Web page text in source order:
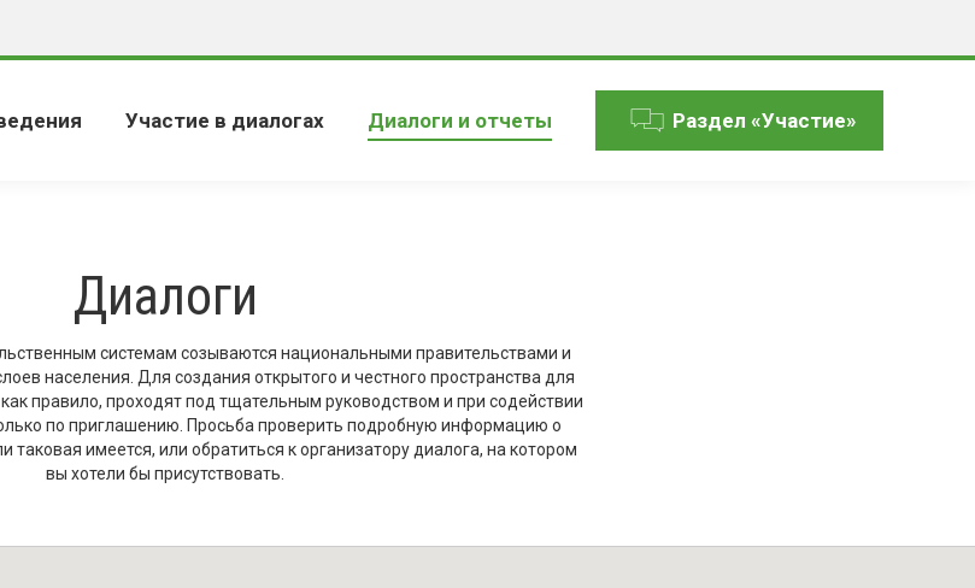
Участие в диалогах Диалоги и отчеты Раздел «Участие»
Диалоги
системам созываются национальными правительствами и
населения. Для создания открытого и честного пространства для
правило, проходят под тщательным руководством и при содействии
по приглашению. Просьба проверить подробную информацию о
таковая имеется, или обратиться к организатору диалога, на котором
вы хотели бы присутствовать.